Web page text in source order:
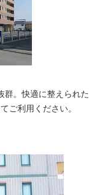
群。快適に整えられた
ご利用ください。